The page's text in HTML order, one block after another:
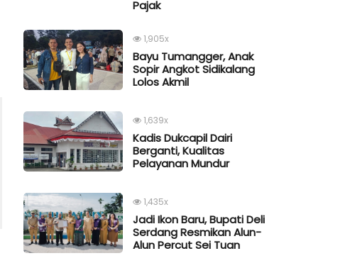
Pajak
1,905x
Bayu Tumangger, Anak
Sopir Angkot Sidikalang
Lolos Akmil
1,639x
Kadis Dukcapil Dairi
Berganti, Kualitas
Pelayanan Mundur
1,435x
Jadi Ikon Baru, Bupati Deli
Serdang Resmikan Alun-
Alun Percut Sei Tuan